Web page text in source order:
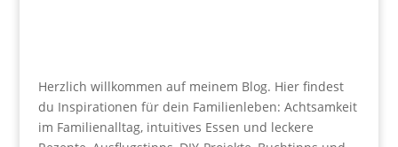
Herzlich willkommen auf meinem Blog. Hier findest
du Inspirationen für dein Familienleben: Achtsamkeit
im Familienalltag, intuitives Essen und leckere